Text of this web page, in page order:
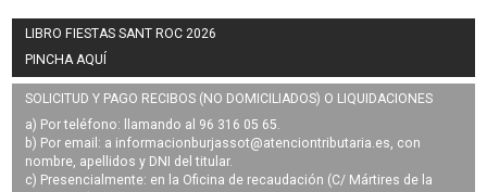
LIBRO FIESTAS SANT ROC 2026
PINCHA AQUÍ
SOLICITUD Y PAGO RECIBOS (NO DOMICILIADOS) O LIQUIDACIONES
a) Por teléfono: llamando al 96 316 05 65.
b) Por email: a informacionburjassot@atenciontributaria.es, con
nombre, apellidos y DNI del titular.
c) Presencialmente: en la Oficina de recaudación (C/ Mártires de la